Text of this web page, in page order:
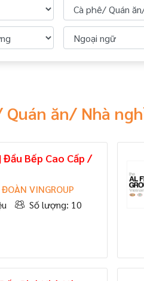
Quán ăn/ Nhà
Bếp Cao Cấp /
VINGROUP
Số lượng: 10